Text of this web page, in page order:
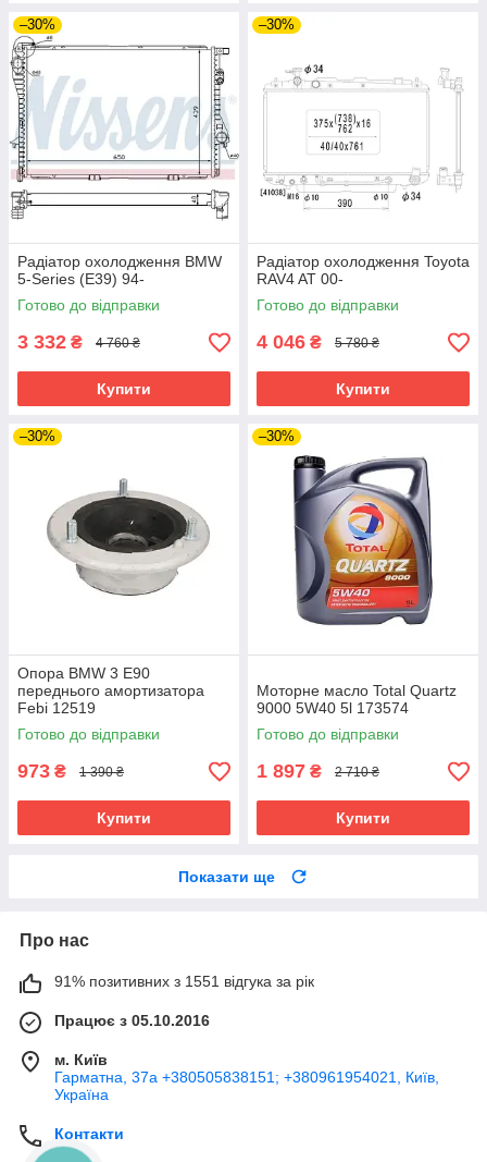
–30%
Радіатор охолодження BMW
5-Series (E39) 94-
Готово до відправки
3 332 ₴ 4 760 ₴
Купити
–30%
Радіатор охолодження Toyota
RAV4 AT 00-
Готово до відправки
4 046 ₴ 5 780 ₴
Купити
–30%
Опора BMW 3 E90
переднього амортизатора
Febi 12519
Готово до відправки
973 ₴ 1 390 ₴
Купити
–30%
Моторне масло Total Quartz
9000 5W40 5l 173574
Готово до відправки
1 897 ₴ 2 710 ₴
Купити
Показати ще
Про нас
91% позитивних з 1551 відгука за рік
Працює з 05.10.2016
м. Київ
Гарматна, 37а +380505838151; +380961954021, Київ,
Україна
Контакти